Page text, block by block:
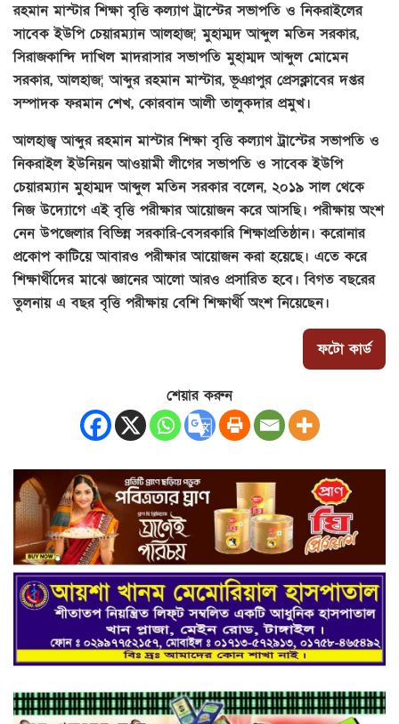
রহমান মাস্টার শিক্ষা বৃত্তি কল্যাণ ট্রাস্টের সভাপতি ও নিকরাইলের
সাবেক ইউপি চেয়ারম্যান আলহাজ¦ মুহাম্মদ আব্দুল মতিন সরকার,
সিরাজকান্দি দাখিল মাদরাসার সভাপতি মুহাম্মদ আব্দুল মোমেন
সরকার, আলহাজ¦ আব্দুর রহমান মাস্টার, ভূঞাপুর প্রেসক্লাবের দপ্তর
সম্পাদক ফরমান শেখ, কোরবান আলী তালুকদার প্রমুখ।
আলহাজ্ব আব্দুর রহমান মাস্টার শিক্ষা বৃত্তি কল্যাণ ট্রাস্টের সভাপতি ও
নিকরাইল ইউনিয়ন আওয়ামী লীগের সভাপতি ও সাবেক ইউপি
চেয়ারম্যান মুহাম্মদ আব্দুল মতিন সরকার বলেন, ২০১৯ সাল থেকে
নিজ উদ্যোগে এই বৃত্তি পরীক্ষার আয়োজন করে আসছি। পরীক্ষায় অংশ
নেন উপজেলার বিভিন্ন সরকারি-বেসরকারি শিক্ষাপ্রতিষ্ঠান। করোনার
প্রকোপ কাটিয়ে আবারও পরীক্ষার আয়োজন করা হয়েছে। এতে করে
শিক্ষার্থীদের মাঝে জ্ঞানের আলো আরও প্রসারিত হবে। বিগত বছরের
তুলনায় এ বছর বৃত্তি পরীক্ষায় বেশি শিক্ষার্থী অংশ নিয়েছেন।
ফটো কার্ড
শেয়ার করুন